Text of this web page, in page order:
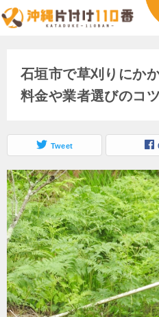
石垣市で草刈りにか
料金や業者選びのコ
Tweet